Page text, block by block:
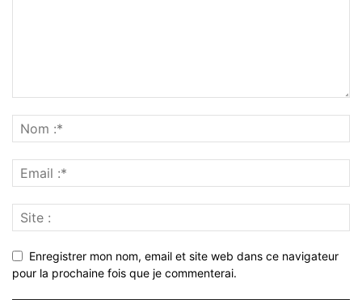
Enregistrer mon nom, email et site web dans ce navigateur
pour la prochaine fois que je commenterai.